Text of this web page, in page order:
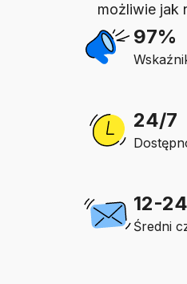
możliwie jak
97%
24/7
12-
Średni